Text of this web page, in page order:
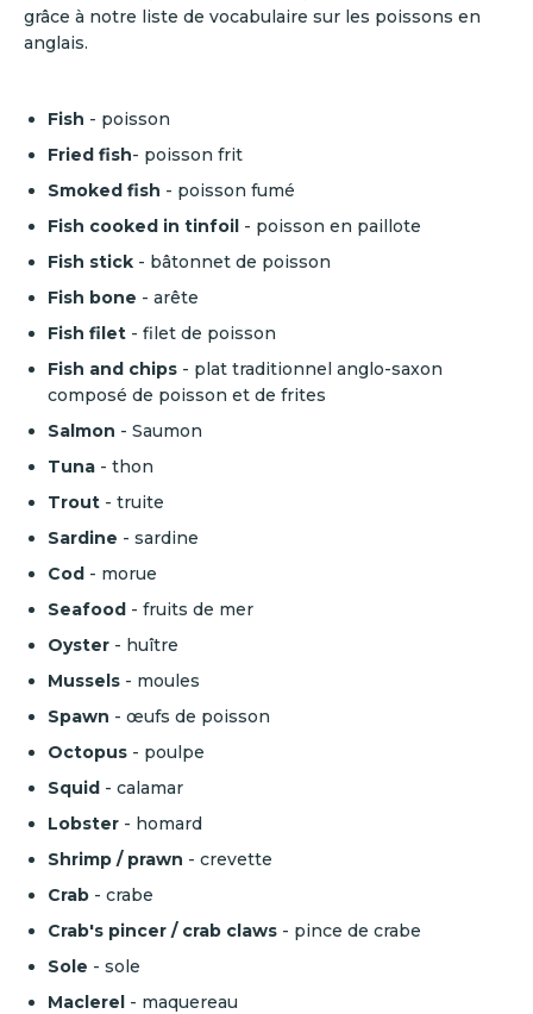
grâce à notre liste de vocabulaire sur les poissons en
anglais.
Fish - poisson
Fried fish- poisson frit
Smoked fish - poisson fumé
Fish cooked in tinfoil - poisson en paillote
Fish stick - bâtonnet de poisson
Fish bone - arête
Fish filet - filet de poisson
Fish and chips - plat traditionnel anglo-saxon
composé de poisson et de frites
Salmon - Saumon
Tuna - thon
Trout - truite
Sardine - sardine
Cod - morue
Seafood - fruits de mer
Oyster - huître
Mussels - moules
Spawn - œufs de poisson
Octopus - poulpe
Squid - calamar
Lobster - homard
Shrimp / prawn - crevette
Crab - crabe
Crab's pincer / crab claws - pince de crabe
Sole - sole
Maclerel - maquereau